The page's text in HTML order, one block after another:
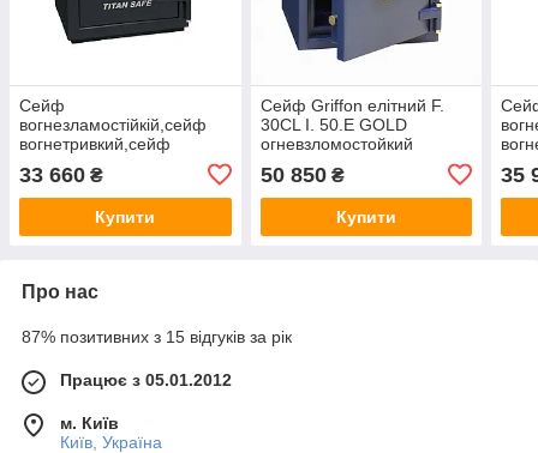
Сейф
вогнезламостійкій,сейф
вогнетривкий,сейф
зламостійкий GRIFFON CL
II.50.C
460(в)х440(ш)х440(гл)2
клас, 30 хв вогнестійкості
33 660 ₴
Купити
Сейф Griffon елітний F.
30CL I. 50.E GOLD
огневзломостойкий
50 850₴
Купити
35
Про нас
87% позитивних з 15 відгуків за рік
Працює з 05.01.2012
м. Київ
Київ, Україна